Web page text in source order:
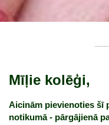
Mīļie kolēģi,
Aicinām pievienoties šī
notikumā - pārgājienā